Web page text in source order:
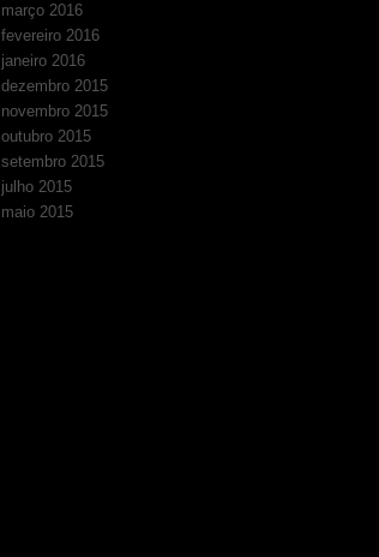
março 2016
fevereiro 2016
janeiro 2016
dezembro 2015
novembro 2015
outubro 2015
setembro 2015
julho 2015
maio 2015